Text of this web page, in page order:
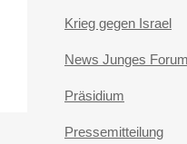
Krieg gegen Israel
News Junges Forum
Präsidium
Pressemitteilung